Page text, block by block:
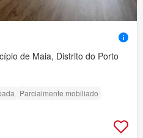
de Maia, Distrito do Porto
Parcialmente mobiliado